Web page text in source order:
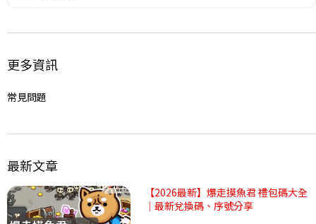
更多資訊
常見問題
最新文章
【2026最新】爆走摸魚君 禮包碼大全
｜最新兌換碼、序號分享